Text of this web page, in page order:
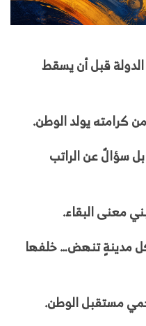
قبل أن يسقط
كرامته يولد الوطن.
سؤالٌ عن الراتب
معنى البقاء.
مدينةٍ تنهض… خلفها
مستقبل الوطن.